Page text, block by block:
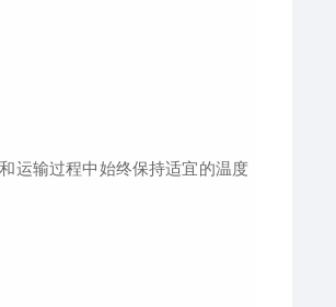
运输过程中始终保持适宜的温度